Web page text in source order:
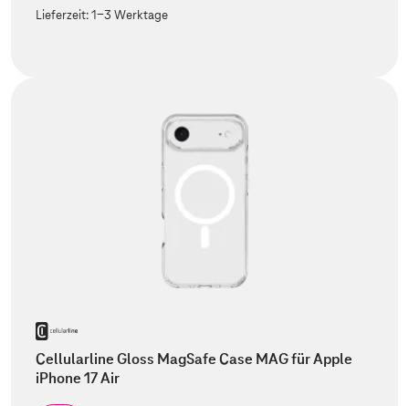
Lieferzeit:1-3 Werktage
Cellularline Gloss MagSafe Case MAG für Apple
iPhone 17 Air